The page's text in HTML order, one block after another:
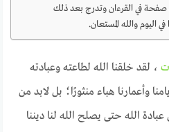
صفحة في القرءان وتدرج بعد ذلك
اليوم والله المستعان.
، لقد خلقنا الله لطاعته وعبادته
وأعمارنا هباء منثورًا؛ بل لابد من
الله حتى يصلح الله لنا ديننا